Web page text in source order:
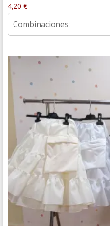
4,20 €
Combinaciones: